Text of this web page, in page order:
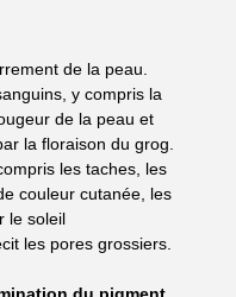
de la peau.
y compris la
de la peau et
la floraison du grog.
les taches, les
couleur cutanée, les
le soleil
les pores grossiers.